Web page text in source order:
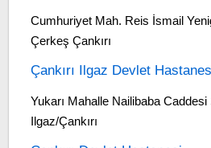
Cumhuriyet Mah. Reis İsmail
Çerkeş Çankırı
Çankırı Ilgaz Devlet
Yukarı Mahalle Nailibaba
Ilgaz/Çankırı